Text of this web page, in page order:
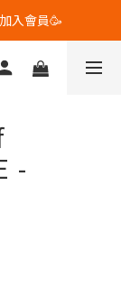
地區)
入會員🥳
灣地區)
-